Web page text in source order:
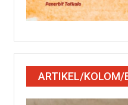
ARTIKEL/KOLOM/